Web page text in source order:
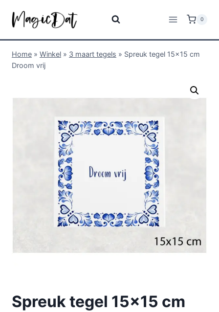
0
Home » Winkel » 3 maart tegels » Spreuk tegel 15×15 cm
Droom vrij
Spreuk tegel 15×15 cm